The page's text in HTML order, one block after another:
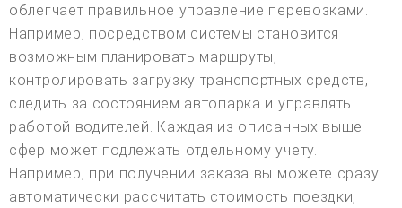
облегчает правильное управление перевозками.
Например, посредством системы становится
возможным планировать маршруты,
контролировать загрузку транспортных средств,
следить за состоянием автопарка и управлять
работой водителей. Каждая из описанных выше
сфер может подлежать отдельному учету.
Например, при получении заказа вы можете сразу
автоматически рассчитать стоимость поездки,